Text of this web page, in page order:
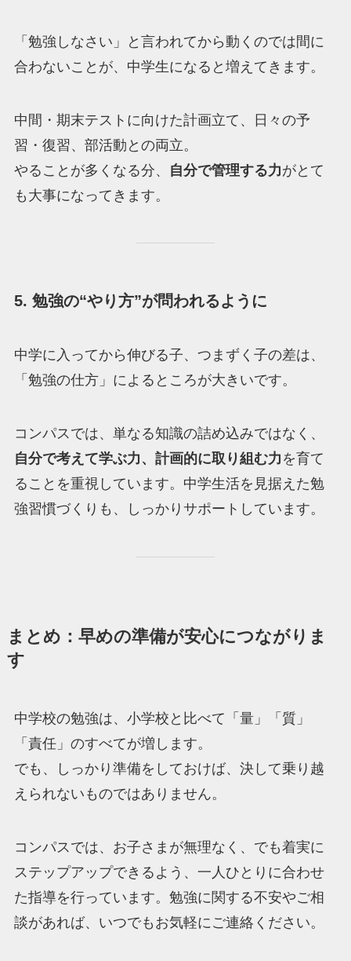
「勉強しなさい」と言われてから動くのでは間に
合わないことが、中学生になると増えてきます。
中間・期末テストに向けた計画立て、日々の予
習・復習、部活動との両立。
やることが多くなる分、
自分で管理する力がとて
も大事になってきます。
5. 勉強の“やり方”が問われるように
中学に入ってから伸びる子、つまずく子の差は、
「勉強の仕方」によるところが大きいです。
コンパスでは、単なる知識の詰め込みではなく、
自分で考えて学ぶ力、計画的に取り組む力 を育て
ることを重視しています。中学生活を見据えた勉
強習慣づくりも、しっかりサポートしています。
まとめ：早めの準備が安心につながりま
す
中学校の勉強は、小学校と比べて「量」「質」
「責任」のすべてが増します。
でも、しっかり準備をしておけば、決して乗り越
えられないものではありません。
コンパスでは、お子さまが無理なく、でも着実に
ステップアップできるよう、一人ひとりに合わせ
た指導を行っています。勉強に関する不安やご相
談があれば、いつでもお気軽にご連絡ください。